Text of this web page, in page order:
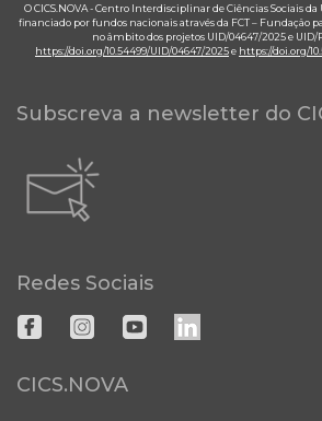
O CICS.NOVA - Centro Interdisciplinar de Ciências Sociais da
financiado por fundos nacionais através da FCT – Fundação
no âmbito dos projetos UID/04647/2025 e UID/
https://doi.org/10.54499/UID/04647/2025e https://doi.org/
Subscreva a newsletter do
Redes Sociais
CICS.NOVA